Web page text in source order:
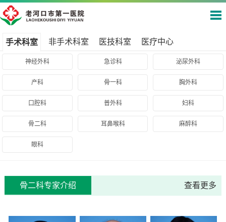
手术科室 非手术科室 医技科室 医疗中心
神经外科 急诊科 泌尿外科
产科 骨一科 胸外科
口腔科 普外科 妇科
骨二科 耳鼻喉科 麻醉科
眼科
骨二科专家介绍 查看更多